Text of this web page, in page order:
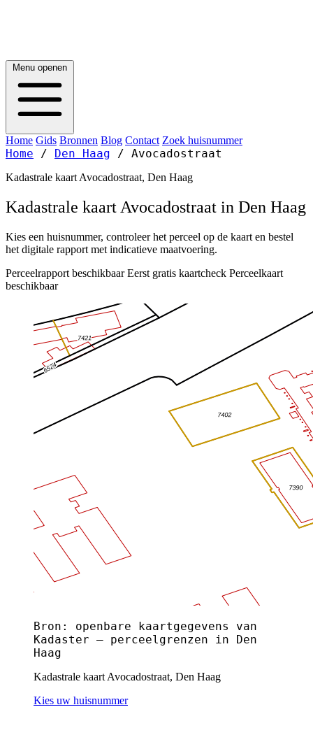
Menu openen
Home Gids Bronnen Blog Contact Zoek huisnummer
Home / Den Haag / Avocadostraat
Kadastrale kaart Avocadostraat, Den Haag
Kadastrale kaart Avocadostraat in Den Haag
Kies een huisnummer, controleer het perceel op de kaart en bestel
het digitale rapport met indicatieve maatvoering.
Perceelrapport beschikbaar Eerst gratis kaartcheck Perceelkaart
beschikbaar
Bron: openbare kaartgegevens van
Kadaster — perceelgrenzen in Den
Haag
Kadastrale kaart Avocadostraat, Den Haag
Kies uw huisnummer